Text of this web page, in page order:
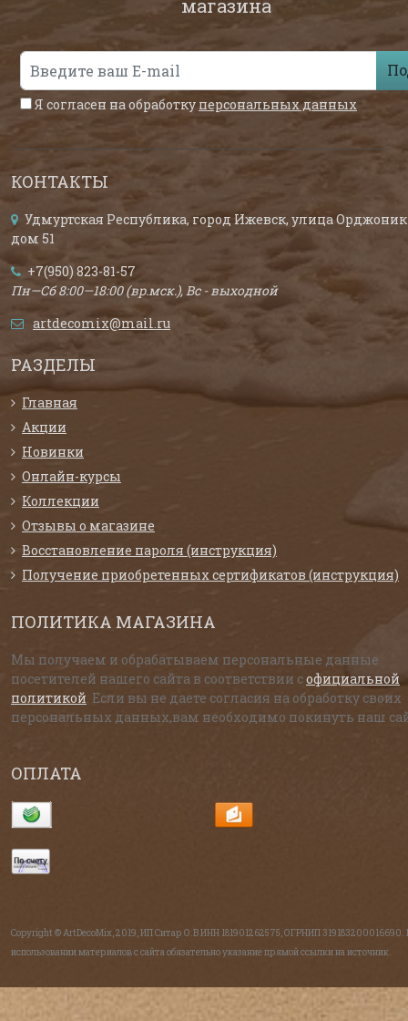
магазина
Я согласен на обработку персональных данных
КОНТАКТЫ
Удмуртская Республика, город Ижевск, улица
дом 51
+7(950) 823-81-57
Пн—Сб 8:00—18:00 (вр.мск.), Вс - выходной
artdecomix@mail.ru
РАЗДЕЛЫ
Главная
Акции
Новинки
Онлайн-курсы
Коллекции
Отзывы о магазине
Восстановление пароля (инструкция)
Получение приобретенных сертификатов (инструкция)
ПОЛИТИКА МАГАЗИНА
Мы получаем и обрабатываем персональные данные
посетителей нашего сайта в соответствии софициальной
политикой . Если вы не даете согласия на обработку своих
персональных данных,вам необходимо покинуть наш
ОПЛАТА
Copyright © ArtDecoMix, 2019, ИП Ситар О.В ИНН 181901262575, ОГРНИП 319183200016690.
использовании материалов с сайта обязательно указание прямой ссылки на источник.